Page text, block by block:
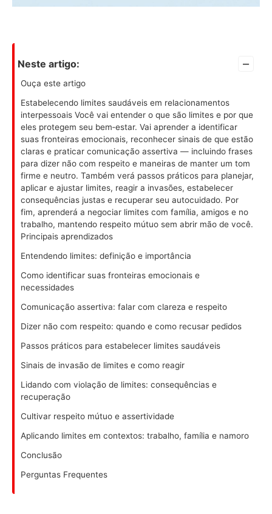
Neste artigo: –
Ouça este artigo
Estabelecendo limites saudáveis em relacionamentos
interpessoais Você vai entender o que são limites e por que
eles protegem seu bem‑estar. Vai aprender a identificar
suas fronteiras emocionais, reconhecer sinais de que estão
claras e praticar comunicação assertiva — incluindo frases
para dizer não com respeito e maneiras de manter um tom
firme e neutro. Também verá passos práticos para planejar,
aplicar e ajustar limites, reagir a invasões, estabelecer
consequências justas e recuperar seu autocuidado. Por
fim, aprenderá a negociar limites com família, amigos e no
trabalho, mantendo respeito mútuo sem abrir mão de você.
Principais aprendizados
Entendendo limites: definição e importância
Como identificar suas fronteiras emocionais e
necessidades
Comunicação assertiva: falar com clareza e respeito
Dizer não com respeito: quando e como recusar pedidos
Passos práticos para estabelecer limites saudáveis
Sinais de invasão de limites e como reagir
Lidando com violação de limites: consequências e
recuperação
Cultivar respeito mútuo e assertividade
Aplicando limites em contextos: trabalho, família e namoro
Conclusão
Perguntas Frequentes